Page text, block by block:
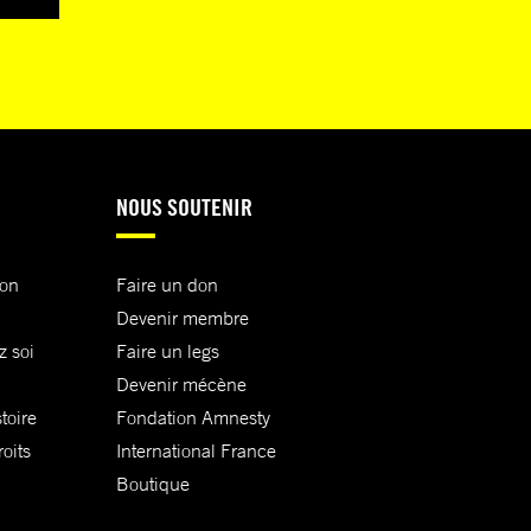
soi
NOUS SOUTENIR
Faire un don
Devenir membre
Faire un legs
Devenir mécène
Fondation Amnesty
International France
Boutique